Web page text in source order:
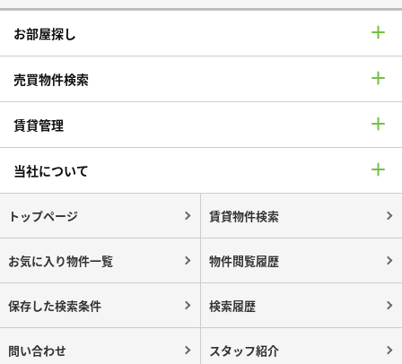
お部屋探し
売買物件検索
賃貸管理
当社について
トップページ 賃貸物件検索
お気に入り物件一覧 物件閲覧履歴
保存した検索条件 検索履歴
問い合わせ スタッフ紹介